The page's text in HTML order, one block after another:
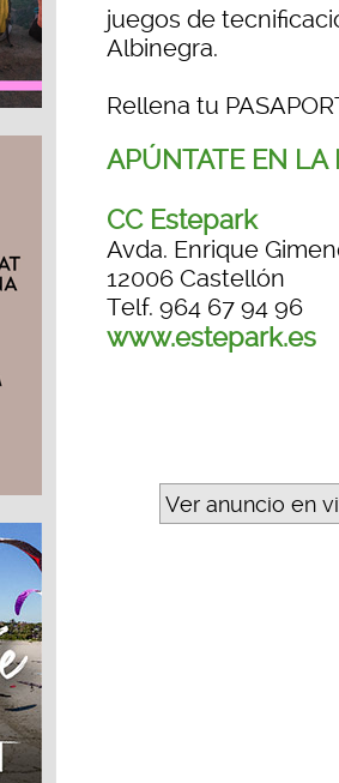
juegos de tecnificaci
Albinegra.
Rellena tu
APÚNTATE EN LA
CC Estepark
Avda. Enrique
12006 Castellón
Telf. 964 67 94 96
www.estepark.es
Ver anuncio en